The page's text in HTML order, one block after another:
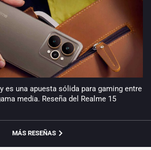
es una apuesta sólida para gaming entre
media. Reseña del Realme 15
MÁS RESEÑAS